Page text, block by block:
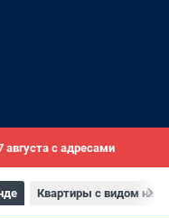
августа с адресами
Квартиры с видом на